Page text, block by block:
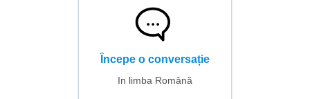
Începe o conversație
In limba Română